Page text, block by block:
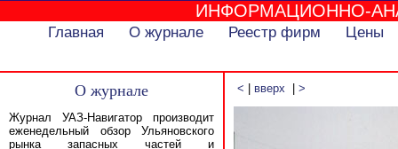
ИНФОРМАЦИОННО-
Главная О журнале Реестр фирм Цены
О журнале
Журнал УАЗ-Навигатор производит
еженедельный обзор Ульяновского
рынка запасных частей и
< вверх >